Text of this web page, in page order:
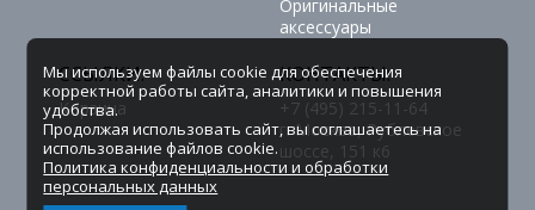
Оригинальные
аксессуары
ССЫЛКИ:
Корзина
КОНТАКТЫ:
+7 (495) 215-11-64
г.Москва,Рублевское
шоссе, 151 к6
Мы используем файлы cookie для обеспечения
корректной работы сайта, аналитики и повышения
удобства.
Продолжая использовать сайт, вы соглашаетесь на
использование файлов cookie.
Политика конфиденциальности и обработки
персональных данных